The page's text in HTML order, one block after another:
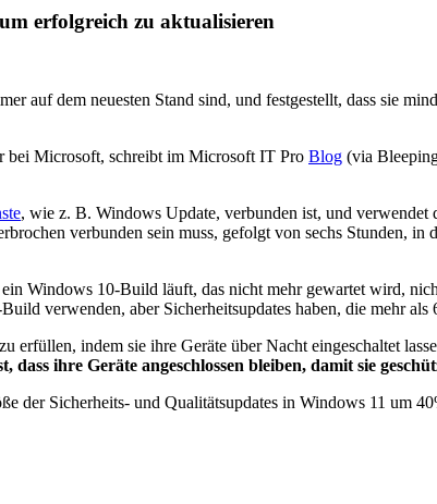
erfolgreich zu aktualisieren
auf dem neuesten Stand sind, und festgestellt, dass sie
bei Microsoft, schreibt im Microsoft IT Pro Blog (via
, wie z. B. Windows Update, verbunden ist, und verwendet
verbunden sein muss, gefolgt von sechs Stunden,
Windows 10-Build läuft, das nicht mehr gewartet wird,
verwenden, aber Sicherheitsupdates haben, die mehr
indem sie ihre Geräte über Nacht eingeschaltet
dass ihre Geräte angeschlossen bleiben, damit sie
der Sicherheits- und Qualitätsupdates in Windows 11 um